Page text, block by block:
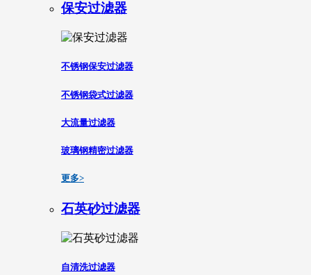
保安过滤器
不锈钢保安过滤器
不锈钢袋式过滤器
大流量过滤器
玻璃钢精密过滤器
更多>
石英砂过滤器
自清洗过滤器